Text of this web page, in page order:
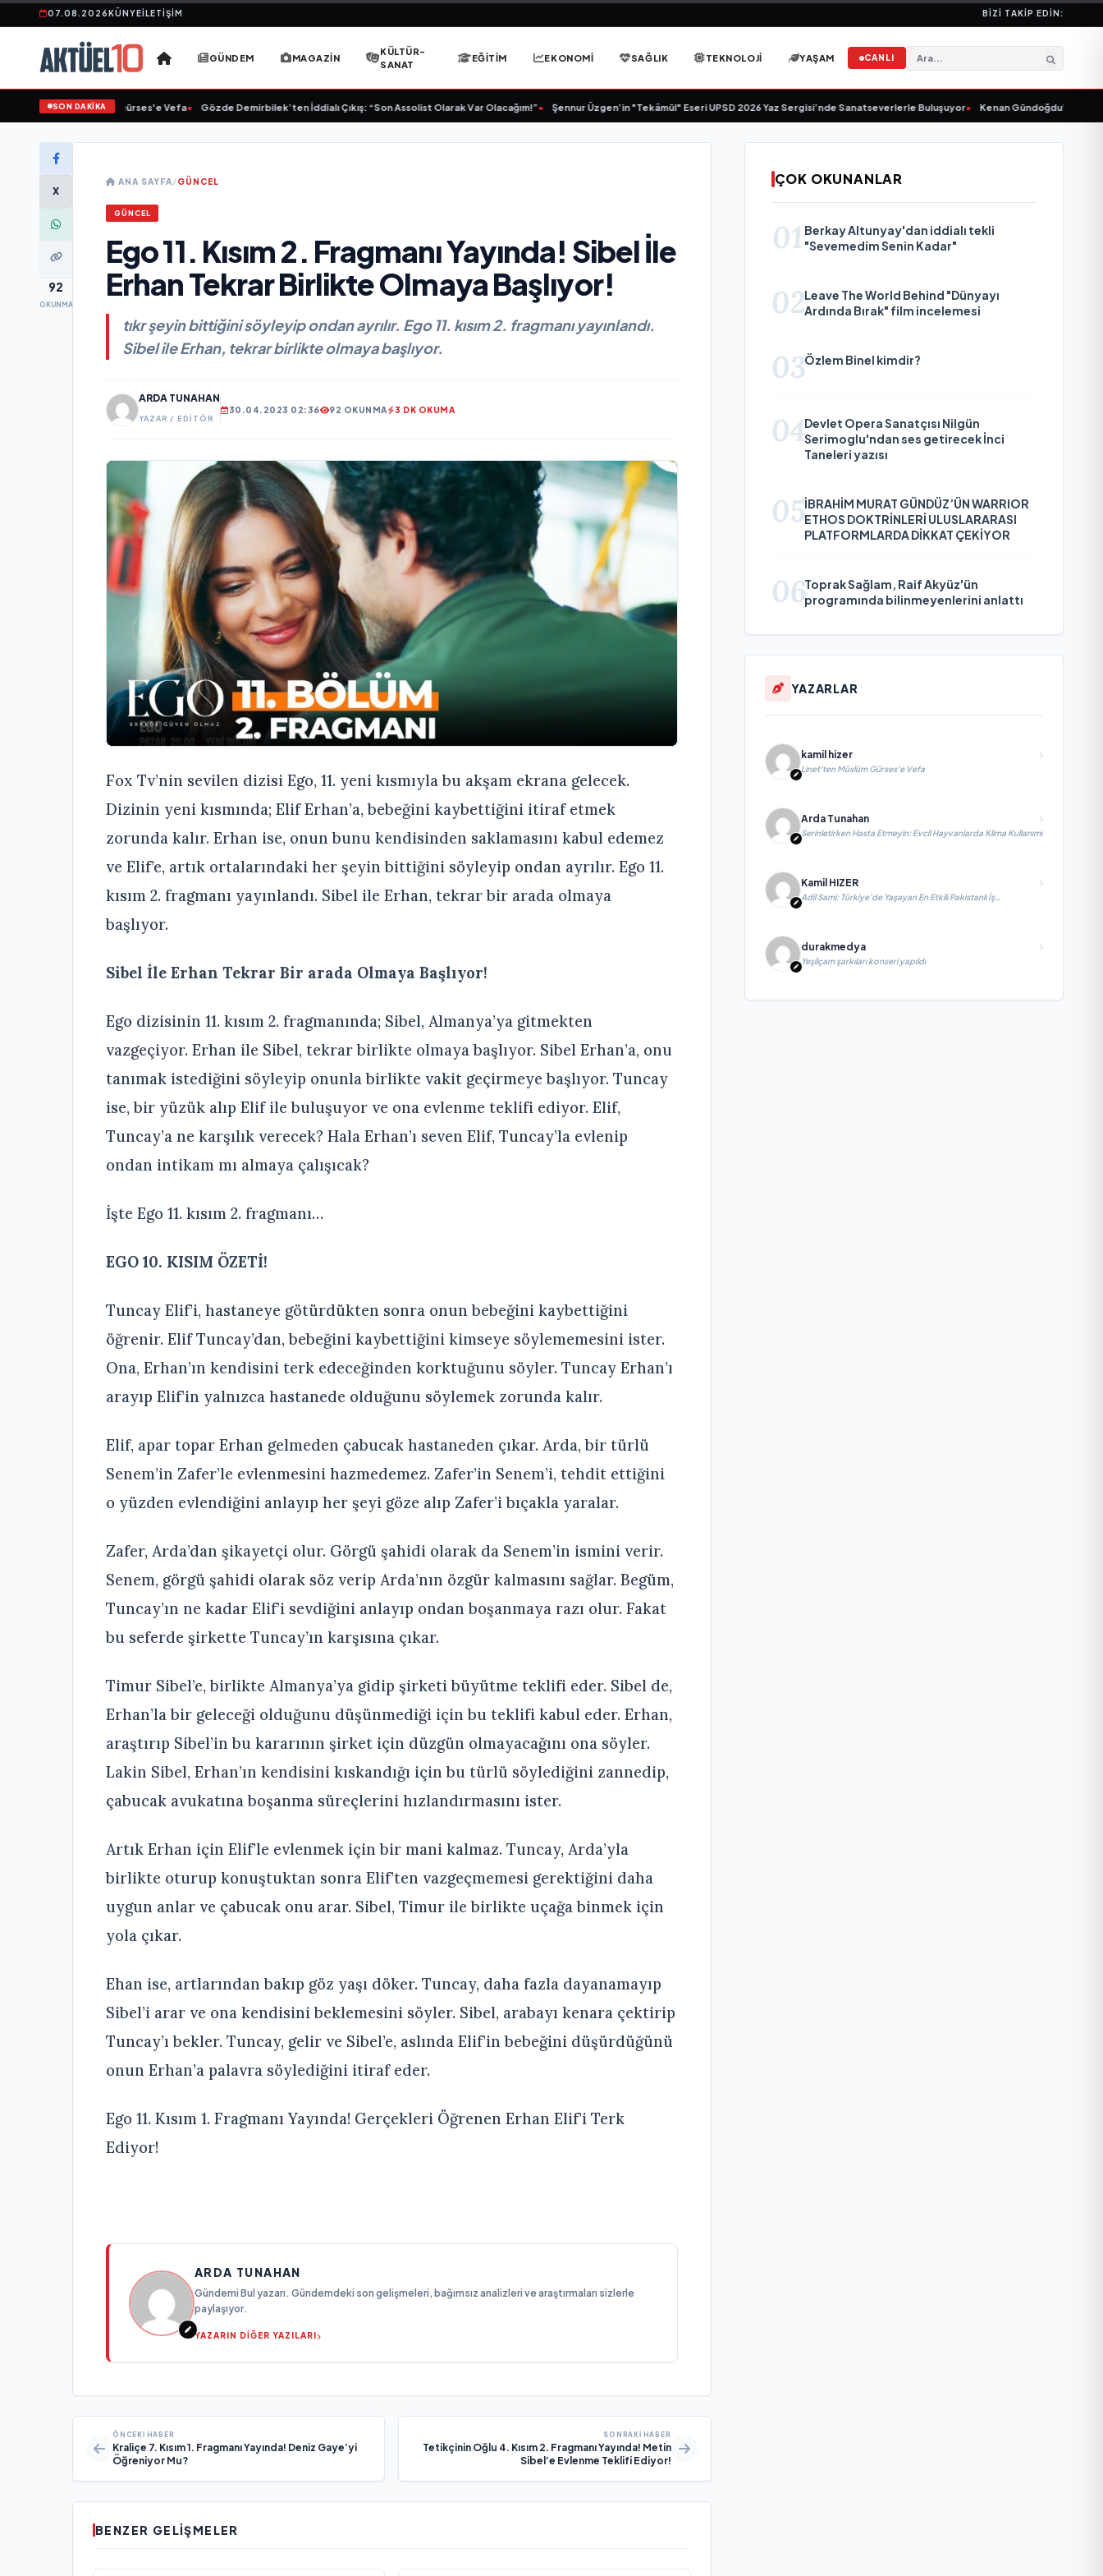
07.08.2026KÜNYEİLETIŞIM BIZI TAKIP EDIN:
GÜNDEM MAGAZIN
KÜLTÜR-
SANAT
EĞITIM EKONOMI SAĞLIK TEKNOLOJI YAŞAM CANLI
SON DAKİKA
Linet'ten Müslüm Gürses'e Vefa• Gözde Demirbilek’ten İddialı Çıkış: “Son Assolist Olarak Var Olacağım!”• Şennur Üzgen’in "Tekâmül" Eseri UPSD 2026 Yaz Sergisi’nde Sanatseverlerle Buluşuyor• Kenan Gündoğdu’dan Yeni
X
92
OKUNMA
ANA SAYFA/GÜNCEL
GÜNCEL
Ego 11. Kısım 2. Fragmanı Yayında! Sibel İle
Erhan Tekrar Birlikte Olmaya Başlıyor!
tıkr şeyin bittiğini söyleyip ondan ayrılır. Ego 11. kısım 2. fragmanı yayınlandı.
Sibel ile Erhan, tekrar birlikte olmaya başlıyor.
ARDA TUNAHAN
YAZAR / EDITÖR
30.04.2023 02:36 92 OKUNMA 3 DK OKUMA
Fox Tv’nin sevilen dizisi Ego, 11. yeni kısmıyla bu akşam ekrana gelecek.
Dizinin yeni kısmında; Elif Erhan’a, bebeğini kaybettiğini itiraf etmek
zorunda kalır. Erhan ise, onun bunu kendisinden saklamasını kabul edemez
ve Elif’e, artık ortalarındaki her şeyin bittiğini söyleyip ondan ayrılır. Ego 11.
kısım 2. fragmanı yayınlandı. Sibel ile Erhan, tekrar bir arada olmaya
başlıyor.
Sibel İle Erhan Tekrar Bir arada Olmaya Başlıyor!
Ego dizisinin 11. kısım 2. fragmanında; Sibel, Almanya’ya gitmekten
vazgeçiyor. Erhan ile Sibel, tekrar birlikte olmaya başlıyor. Sibel Erhan’a, onu
tanımak istediğini söyleyip onunla birlikte vakit geçirmeye başlıyor. Tuncay
ise, bir yüzük alıp Elif ile buluşuyor ve ona evlenme teklifi ediyor. Elif,
Tuncay’a ne karşılık verecek? Hala Erhan’ı seven Elif, Tuncay’la evlenip
ondan intikam mı almaya çalışıcak?
İşte Ego 11. kısım 2. fragmanı…
EGO 10. KISIM ÖZETİ!
Tuncay Elif’i, hastaneye götürdükten sonra onun bebeğini kaybettiğini
öğrenir. Elif Tuncay’dan, bebeğini kaybettiğini kimseye söylememesini ister.
Ona, Erhan’ın kendisini terk edeceğinden korktuğunu söyler. Tuncay Erhan’ı
arayıp Elif’in yalnızca hastanede olduğunu söylemek zorunda kalır.
Elif, apar topar Erhan gelmeden çabucak hastaneden çıkar. Arda, bir türlü
Senem’in Zafer’le evlenmesini hazmedemez. Zafer’in Senem’i, tehdit ettiğini
o yüzden evlendiğini anlayıp her şeyi göze alıp Zafer’i bıçakla yaralar.
Zafer, Arda’dan şikayetçi olur. Görgü şahidi olarak da Senem’in ismini verir.
Senem, görgü şahidi olarak söz verip Arda’nın özgür kalmasını sağlar. Begüm,
Tuncay’ın ne kadar Elif’i sevdiğini anlayıp ondan boşanmaya razı olur. Fakat
bu seferde şirkette Tuncay’ın karşısına çıkar.
Timur Sibel’e, birlikte Almanya’ya gidip şirketi büyütme teklifi eder. Sibel de,
Erhan’la bir geleceği olduğunu düşünmediği için bu teklifi kabul eder. Erhan,
araştırıp Sibel’in bu kararının şirket için düzgün olmayacağını ona söyler.
Lakin Sibel, Erhan’ın kendisini kıskandığı için bu türlü söylediğini zannedip,
çabucak avukatına boşanma süreçlerini hızlandırmasını ister.
Artık Erhan için Elif’le evlenmek için bir mani kalmaz. Tuncay, Arda’yla
birlikte oturup konuştuktan sonra Elif’ten vazgeçmemesi gerektiğini daha
uygun anlar ve çabucak onu arar. Sibel, Timur ile birlikte uçağa binmek için
yola çıkar.
Ehan ise, artlarından bakıp göz yaşı döker. Tuncay, daha fazla dayanamayıp
Sibel’i arar ve ona kendisini beklemesini söyler. Sibel, arabayı kenara çektirip
Tuncay’ı bekler. Tuncay, gelir ve Sibel’e, aslında Elif’in bebeğini düşürdüğünü
onun Erhan’a palavra söylediğini itiraf eder.
Ego 11. Kısım 1. Fragmanı Yayında! Gerçekleri Öğrenen Erhan Elif’i Terk
Ediyor!
ARDA TUNAHAN
Gündemi Bul yazarı. Gündemdeki son gelişmeleri, bağımsız analizleri ve araştırmaları sizlerle
paylaşıyor.
YAZARIN DİĞER YAZILARI
ÖNCEKI HABER
Kraliçe 7. Kısım 1. Fragmanı Yayında! Deniz Gaye’yi
Öğreniyor Mu?
SONRAKI HABER
Tetikçinin Oğlu 4. Kısım 2. Fragmanı Yayında! Metin
Sibel’e Evlenme Teklifi Ediyor!
BENZER GELIŞMELER
ÇOK OKUNANLAR
01 Berkay Altunyay'dan iddialı tekli
"Sevemedim Senin Kadar"
02Leave The World Behind "Dünyayı
Ardında Bırak" film incelemesi
03Özlem Binel kimdir?
04Devlet Opera Sanatçısı Nilgün
Serimoglu'ndan ses getirecek İnci
Taneleri yazısı
05İBRAHİM MURAT GÜNDÜZ’ÜN WARRIOR
ETHOS DOKTRİNLERİ ULUSLARARASI
PLATFORMLARDA DİKKAT ÇEKİYOR
06Toprak Sağlam, Raif Akyüz'ün
programında bilinmeyenlerini anlattı
YAZARLAR
kamil hizer
Linet'ten Müslüm Gürses'e Vefa
Arda Tunahan
Serinletirken Hasta Etmeyin: Evcil Hayvanlarda Klima Kullanımı
Kamil HIZER
Adil Sami: Türkiye’de Yaşayan En Etkili Pakistanlı İş
İnsanlarından Biri, Yatırım ve Ekonomik Diplomasiyi
durakmedya
Yeşilçam şarkıları konseri yapıldı